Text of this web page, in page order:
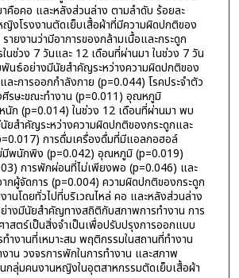
คือคอ และหลังส่วนล่าง ตามลำดับ ร้อยละ
งโรงงานตัดเย็บเสื้อผ้าที่มีความผิดปกติของ
ายงานว่ามีอาการของกล้ามเนื้อและกระดูก
นช่วง 7 วันและ 12 เดือนที่ผ่านมา ในช่วง 7 วัน
นธ์อย่างมีนัยสำคัญระหว่างความผิดปกติของ
ละการออกกำลังกาย (p=0.044) โรคประจำตัว
รษะขณะทำงาน (p=0.011) อุณหภูมิ
นัก (p=0.014) ในช่วง 12 เดือนที่ผ่านมา พบ
สำคัญระหว่างความผิดปกติของกระดูกและ
การดื่มเครื่องดื่มที่มีแอลกอฮอล์
มีพนักพิง (p=0.042) อุณหภูมิ (p=0.019)
การพักผ่อนที่ไม่เพียงพอ (p=0.046) และ
กผู้จัดการ (p=0.004) ความผิดปกติของกระดูก
านโดยทั่วไปที่บริเวณไหล่ คอ และหลังส่วนล่าง
างมีนัยสำคัญทางสถิติกับสภาพการทำงาน การ
าสตร์เป็นสิ่งจำเป็นเพื่อปรับปรุงการออกแบบ
ำงานที่เหมาะสม พฤติกรรมในสถานที่ทำงาน
งาน วงจรการพักในการทำงาน และสภาพ
กลุ่มคนงานหญิงในอุตสาหกรรมตัดเย็บเสื้อผ้า